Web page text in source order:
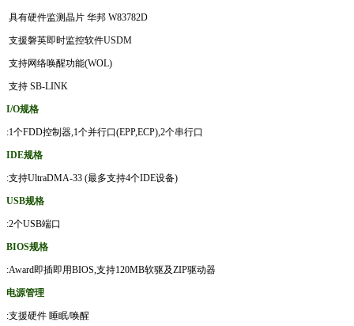
具有硬件监测晶片 华邦 W83782D
支援磐英即时监控软件USDM
支持网络唤醒功能(WOL)
支持 SB-LINK
I/O规格
:1个FDD控制器,1个并行口(EPP,ECP),2个串行口
IDE规格
:支持UltraDMA-33 (最多支持4个IDE设备)
USB规格
:2个USB端口
BIOS规格
:Award即插即用BIOS,支持120MB软驱及ZIP驱动器
电源管理
:支援硬件 睡眠/唤醒